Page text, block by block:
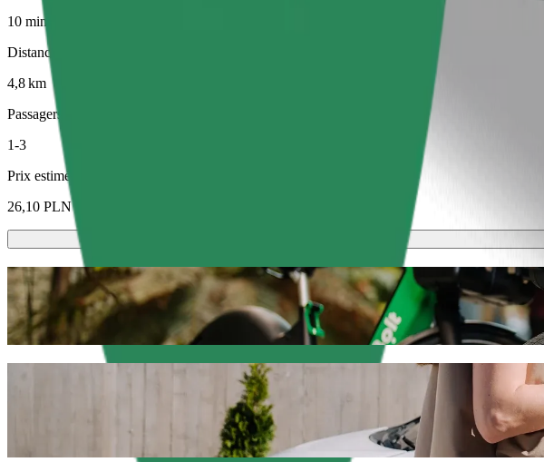
10 min
Distance estimée
4,8 km
Passagers
1-3
Prix estimé
26,10 PLN
Trottinettes ou vélos électriques
Déplacez-vous à Olsztyn à trottinette ou à vélo électrique
Télécharger l'appli Bolt
Déplacez-vous de Galeria Warmińska à Olsztyn Główny
Nous vous recommandons de choisir un trajet avec chauffeur Bolt si vous recherchez le
PLN. Quelle que soit l'occasion, nous trouverons le véhicule idéal pour vous.